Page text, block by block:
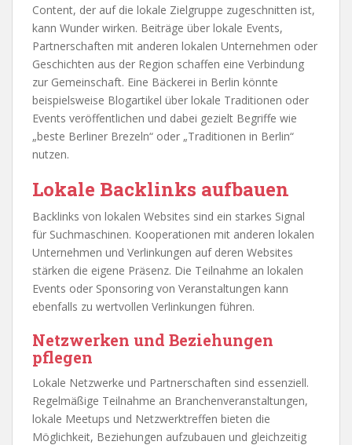
Content, der auf die lokale Zielgruppe zugeschnitten ist,
kann Wunder wirken. Beiträge über lokale Events,
Partnerschaften mit anderen lokalen Unternehmen oder
Geschichten aus der Region schaffen eine Verbindung
zur Gemeinschaft. Eine Bäckerei in Berlin könnte
beispielsweise Blogartikel über lokale Traditionen oder
Events veröffentlichen und dabei gezielt Begriffe wie
„beste Berliner Brezeln“ oder „Traditionen in Berlin“
nutzen.
Lokale Backlinks aufbauen
Backlinks von lokalen Websites sind ein starkes Signal
für Suchmaschinen. Kooperationen mit anderen lokalen
Unternehmen und Verlinkungen auf deren Websites
stärken die eigene Präsenz. Die Teilnahme an lokalen
Events oder Sponsoring von Veranstaltungen kann
ebenfalls zu wertvollen Verlinkungen führen.
Netzwerken und Beziehungen
pflegen
Lokale Netzwerke und Partnerschaften sind essenziell.
Regelmäßige Teilnahme an Branchenveranstaltungen,
lokale Meetups und Netzwerktreffen bieten die
Möglichkeit, Beziehungen aufzubauen und gleichzeitig